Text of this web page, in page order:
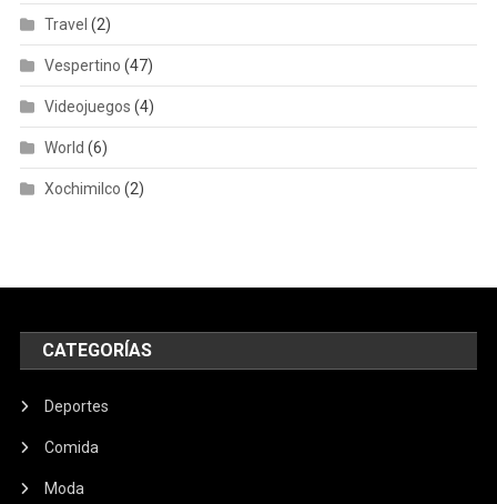
Travel (2)
Vespertino (47)
Videojuegos (4)
World (6)
Xochimilco (2)
CATEGORÍAS
Deportes
Comida
Moda